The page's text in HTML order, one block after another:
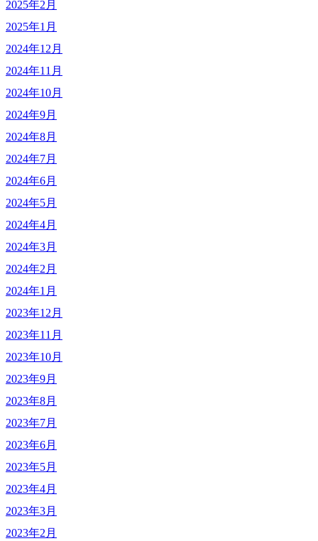
2025年2月
2025年1月
2024年12月
2024年11月
2024年10月
2024年9月
2024年8月
2024年7月
2024年6月
2024年5月
2024年4月
2024年3月
2024年2月
2024年1月
2023年12月
2023年11月
2023年10月
2023年9月
2023年8月
2023年7月
2023年6月
2023年5月
2023年4月
2023年3月
2023年2月